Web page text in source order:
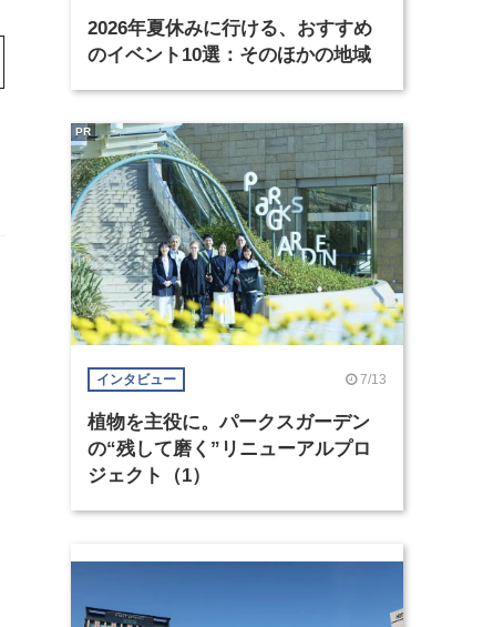
2026年夏休みに行ける、おすすめ
のイベント10選：そのほかの地域
インタビュー 7/13
植物を主役に。パークスガーデン
の“残して磨く”リニューアルプロ
ジェクト（1）
PR